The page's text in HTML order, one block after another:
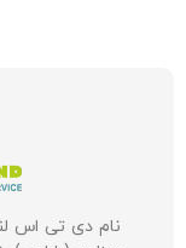
نام دی تی اس